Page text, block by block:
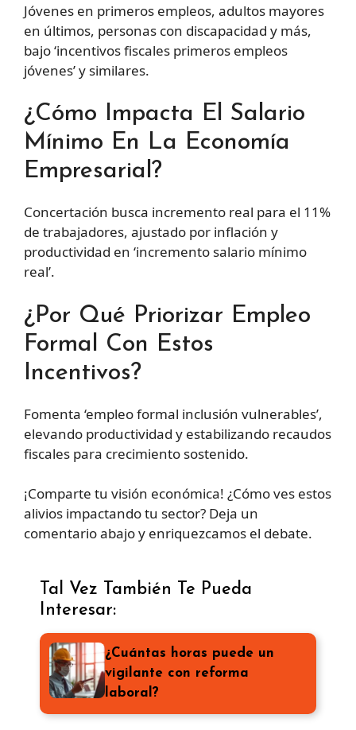
Jóvenes en primeros empleos, adultos mayores
en últimos, personas con discapacidad y más,
bajo ‘incentivos fiscales primeros empleos
jóvenes’ y similares.
¿Cómo Impacta El Salario
Mínimo En La Economía
Empresarial?
Concertación busca incremento real para el 11%
de trabajadores, ajustado por inflación y
productividad en ‘incremento salario mínimo
real’.
¿Por Qué Priorizar Empleo
Formal Con Estos
Incentivos?
Fomenta ‘empleo formal inclusión vulnerables’,
elevando productividad y estabilizando recaudos
fiscales para crecimiento sostenido.
¡Comparte tu visión económica! ¿Cómo ves estos
alivios impactando tu sector? Deja un
comentario abajo y enriquezcamos el debate.
Tal Vez También Te Pueda
Interesar:
¿Cuántas horas puede un
vigilante con reforma
laboral?